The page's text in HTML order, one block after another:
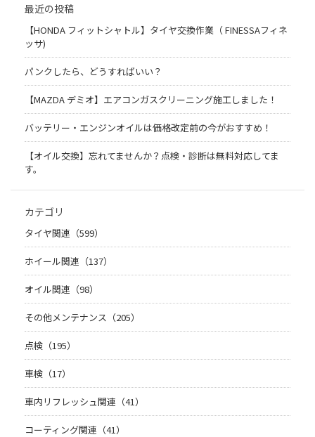
最近の投稿
【HONDA フィットシャトル】タイヤ交換作業（ FINESSAフィネ
ッサ)
パンクしたら、どうすればいい？
【MAZDA デミオ】エアコンガスクリーニング施工しました！
バッテリー・エンジンオイルは価格改定前の今がおすすめ！
【オイル交換】忘れてませんか？点検・診断は無料対応してま
す。
カテゴリ
タイヤ関連（599）
ホイール関連（137）
オイル関連（98）
その他メンテナンス（205）
点検（195）
車検（17）
車内リフレッシュ関連（41）
コーティング関連（41）